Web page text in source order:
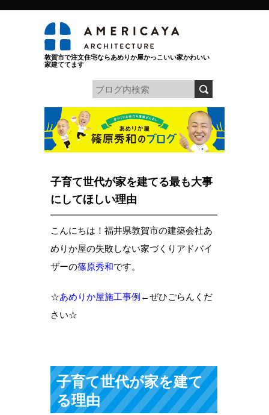
敦賀市で注文住宅ならあめりか屋かっこいい家かわいい
家建ててます
子育て世代が家を建てる最も大事
にしてほしい理由
こんにちは！福井県敦賀市の建築会社あ
めりか屋の失敗しない家づくりアドバイ
ザーの篠原秀和です。
☆あめりか屋施工事例 ←ぜひごらんくだ
さい☆
子育て世代が家を建て
る理由